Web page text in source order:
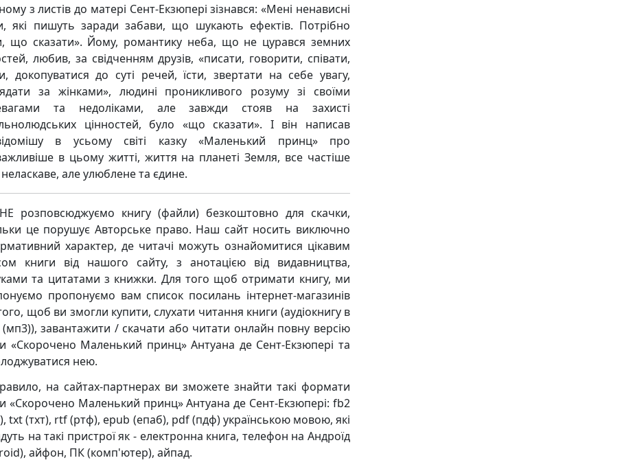
з листів до матері Сент-Екзюпері зізнався: «Мені ненависні
які пишуть заради забави, що шукають ефектів. Потрібно
що сказати». Йому, романтику неба, що не цурався земних
любив, за свідченням друзів, «писати, говорити, співати,
докопуватися до суті речей, їсти, звертати на себе увагу,
за жінками», людині проникливого розуму зі своїми
та недоліками, але завжди стояв на захисті
цінностей, було «що сказати». І він написав
в усьому світі казку «Маленький принц» про
в цьому житті, життя на планеті Земля, все частіше
але улюблене та єдине.
розповсюджуємо книгу (файли) безкоштовно для скачки,
це порушує Авторське право. Наш сайт носить виключно
характер, де читачі можуть ознайомитися цікавим
книги від нашого сайту, з анотацією від видавництва,
та цитатами з книжки. Для того щоб отримати книгу, ми
пропонуємо вам список посилань інтернет-магазинів
щоб ви змогли купити, слухати читання книги (аудіокнигу в
завантажити / скачати або читати онлайн повну версію
«Скорочено Маленький принц» Антуана де Сент-Екзюпері та
нею.
на сайтах-партнерах ви зможете знайти такі формати
«Скорочено Маленький принц» Антуана де Сент-Екзюпері: fb2
txt (тхт), rtf (ртф), epub (епаб), pdf (пдф) українською мовою, які
на такі пристрої як - електронна книга, телефон на Андроїд
айфон, ПК (комп'ютер), айпад.